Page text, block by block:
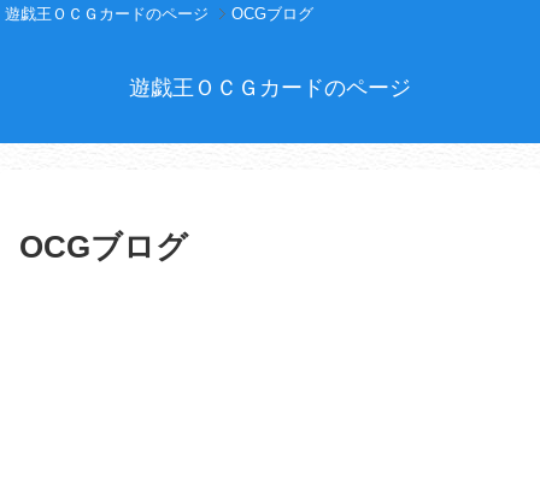
遊戯王ＯＣＧカードのページ OCGブログ
遊戯王ＯＣＧカードのページ
OCGブログ